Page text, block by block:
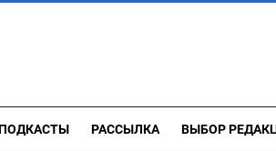
РАССЫЛКА ВЫБОР